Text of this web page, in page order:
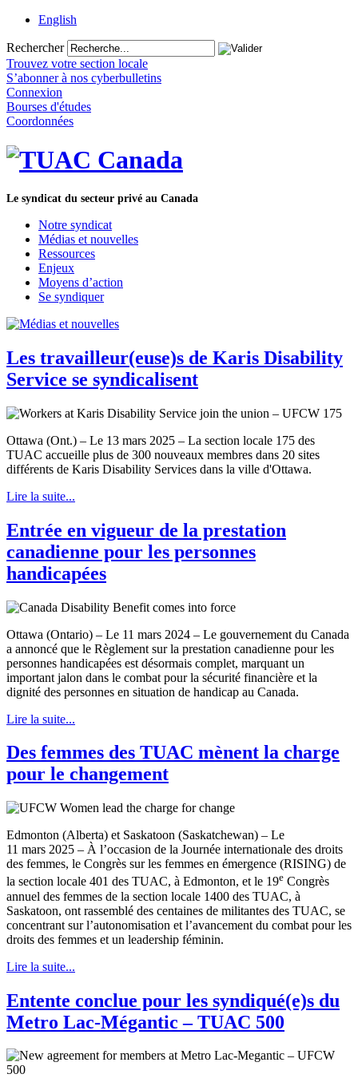
English
Rechercher
Trouvez votre section locale
S’abonner à nos cyberbulletins
Connexion
Bourses d'études
Coordonnées
Le syndicat du secteur privé au Canada
Notre syndicat
Médias et nouvelles
Ressources
Enjeux
Moyens d’action
Se syndiquer
Les travailleur(euse)s de Karis Disability
Service se syndicalisent
Ottawa (Ont.) – Le 13 mars 2025 – La section locale 175 des
TUAC accueille plus de 300 nouveaux membres dans 20 sites
différents de Karis Disability Services dans la ville d'Ottawa.
Lire la suite...
Entrée en vigueur de la prestation
canadienne pour les personnes
handicapées
Ottawa (Ontario) – Le 11 mars 2024 – Le gouvernement du Canada
a annoncé que le Règlement sur la prestation canadienne pour les
personnes handicapées est désormais complet, marquant un
important jalon dans le combat pour la sécurité financière et la
dignité des personnes en situation de handicap au Canada.
Lire la suite...
Des femmes des TUAC mènent la charge
pour le changement
Edmonton (Alberta) et Saskatoon (Saskatchewan) – Le
11 mars 2025 – À l’occasion de la Journée internationale des droits
des femmes, le Congrès sur les femmes en émergence (RISING) de
la section locale 401 des TUAC, à Edmonton, et le 19e Congrès
annuel des femmes de la section locale 1400 des TUAC, à
Saskatoon, ont rassemblé des centaines de militantes des TUAC, se
concentrant sur l’autonomisation et l’avancement du combat pour les
droits des femmes et un leadership féminin.
Lire la suite...
Entente conclue pour les syndiqué(e)s du
Metro Lac-Mégantic – TUAC 500